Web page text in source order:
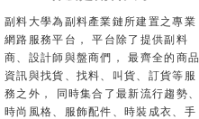
副料大學為副料產業鏈所建置之專業
網路服務平台， 平台除了提供副料
商、設計師與盤商們， 最齊全的商品
資訊與找貨、找料、叫貨、訂貨等服
務之外， 同時集合了最新流行趨勢、
時尚風格、服飾配件、時裝成衣、手